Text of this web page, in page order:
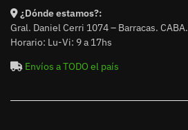
¿Dónde estamos?:
Gral. Daniel Cerri 1074 – Barracas. CABA.
Horario: Lu-Vi: 9 a 17hs
Envíos a TODO el país